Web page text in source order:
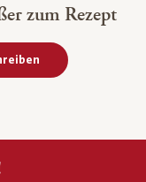
zum Rezept